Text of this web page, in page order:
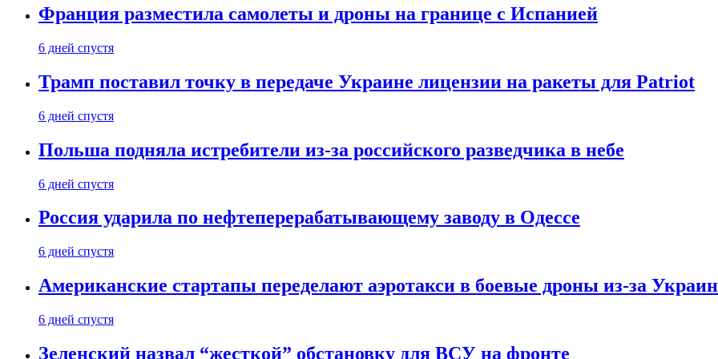
Франция разместила самолеты и дроны на границе с Испанией
6 дней спустя
Трамп поставил точку в передаче Украине лицензии на ракеты для Patriot
6 дней спустя
Польша подняла истребители из-за российского разведчика в небе
6 дней спустя
Россия ударила по нефтеперерабатывающему заводу в Одессе
6 дней спустя
Американские стартапы переделают аэротакси в боевые дроны из-за
6 дней спустя
Зеленский назвал “жесткой” обстановку для ВСУ на фронте